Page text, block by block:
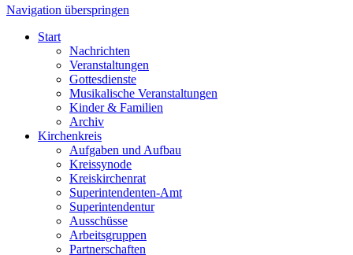
Navigation überspringen
Start
Nachrichten
Veranstaltungen
Gottesdienste
Musikalische Veranstaltungen
Kinder & Familien
Archiv
Kirchenkreis
Aufgaben und Aufbau
Kreissynode
Kreiskirchenrat
Superintendenten-Amt
Superintendentur
Ausschüsse
Arbeitsgruppen
Partnerschaften